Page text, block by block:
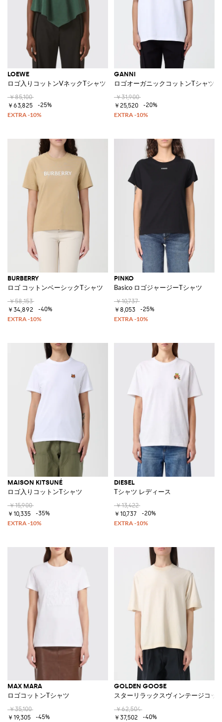
LOEWE
ロゴ入りコットンVネックTシャツ
￥85,100
￥63,825
-25%
GANNI
ロゴオーガニックコットンTシャツ
￥31,900
￥25,520
-20%
BURBERRY
ロゴ コットンベーシックTシャツ
￥58,153
￥34,892
-40%
PINKO
Basico ロゴジャージーTシャツ
￥10,737
￥8,053
-25%
MAISON KITSUNÉ
ロゴ入りコットンTシャツ
￥15,900
￥10,335
-35%
DIESEL
Tシャツ レディース
￥13,422
￥10,737
-20%
MAX MARA
ロゴコットンTシャツ
￥35,100
￥19,305
-45%
GOLDEN GOOSE
スターリラックスヴィンテージコッ
￥62,504
￥37,502
-40%